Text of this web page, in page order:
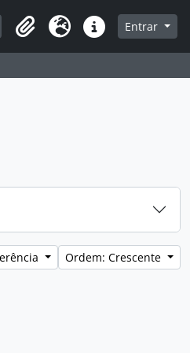
Busque na página de navegação
Clipboard
Idioma Atalhos Entrar
Ordem: Crescente